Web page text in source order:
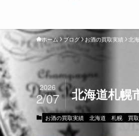
ホーム ブログ お酒の買取実績 北
北海道札幌
2026
2/07
お酒の買取実績 北海道 札幌 買